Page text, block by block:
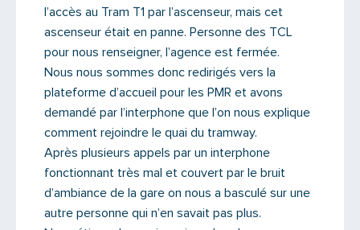
Saisissez le code
l’accès au Tram T1 par l’ascenseur, mais cet
ascenseur était en panne. Personne des TCL
pour nous renseigner, l’agence est fermée.
Nous nous sommes donc redirigés vers la
plateforme d’accueil pour les PMR et avons
demandé par l’interphone que l’on nous explique
comment rejoindre le quai du tramway.
Après plusieurs appels par un interphone
fonctionnant très mal et couvert par le bruit
d’ambiance de la gare on nous a basculé sur une
autre personne qui n’en savait pas plus.